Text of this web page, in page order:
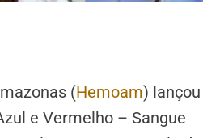
(Hemoam) lançou
e Vermelho – Sangue